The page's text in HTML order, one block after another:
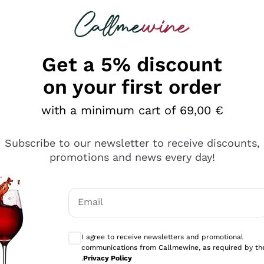
looking for
diversi e con un ampio range di prezzo. Le
Get a 5% discount
on your first order
with a minimum cart of 69,00 €
Subscribe to our newsletter to receive discounts,
promotions and news every day!
Email
I agree to receive newsletters and promotional
communications from Callmewine, as required by
.Privacy Policy